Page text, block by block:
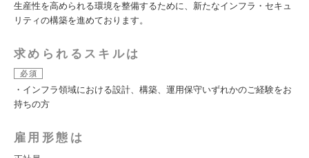
生産性を高められる環境を整備するために、新たなインフラ・セキュ
リティの構築を進めております。
求められるスキルは
必須
・インフラ領域における設計、構築、運用保守いずれかのご経験をお
持ちの方
雇用形態は